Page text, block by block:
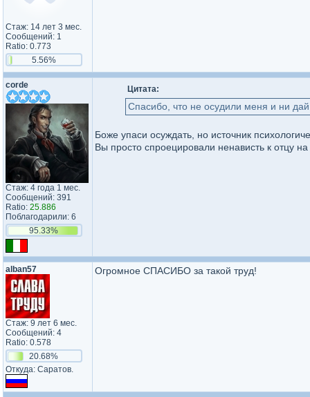
Стаж: 14 лет 3 мес.
Сообщений: 1
Ratio: 0.773
5.56%
corde
Стаж: 4 года 1 мес.
Сообщений: 391
Ratio: 25.886
Поблагодарили: 6
95.33%
Цитата:
Спасибо, что не осудили меня и ни дай
Боже упаси осуждать, но источник
Вы просто спроецировали ненависть к отцу
alban57
Стаж: 9 лет 6 мес.
Сообщений: 4
Ratio: 0.578
20.68%
Откуда: Саратов.
Огромное СПАСИБО за такой труд!